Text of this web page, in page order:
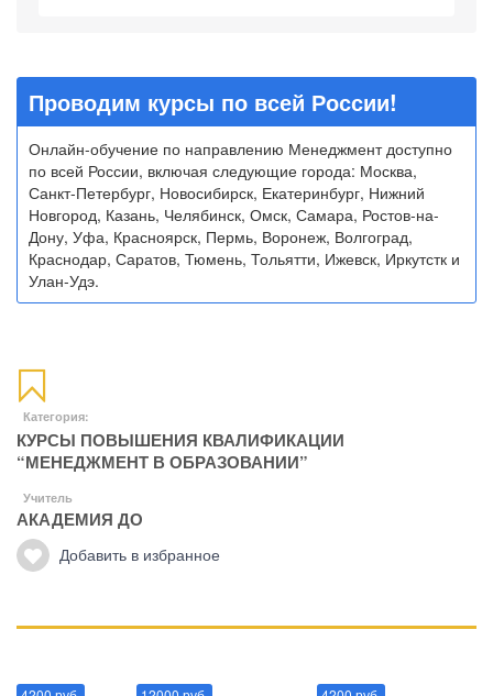
Проводим курсы по всей России!
Онлайн-обучение по направлению Менеджмент доступно
по всей России, включая следующие города: Москва,
Санкт-Петербург, Новосибирск, Екатеринбург, Нижний
Новгород, Казань, Челябинск, Омск, Самара, Ростов-на-
Дону, Уфа, Красноярск, Пермь, Воронеж, Волгоград,
Краснодар, Саратов, Тюмень, Тольятти, Ижевск, Иркутстк и
Улан-Удэ.
Категория:
КУРСЫ ПОВЫШЕНИЯ КВАЛИФИКАЦИИ
“МЕНЕДЖМЕНТ В ОБРАЗОВАНИИ”
Учитель
АКАДЕМИЯ ДО
Добавить в избранное